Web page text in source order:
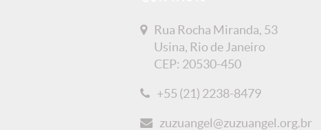
Rua Rocha Miranda, 53
Usina, Rio de Janeiro
CEP: 20530-450
+55 (21) 2238-8479
zuzuangel@zuzuangel.org.br